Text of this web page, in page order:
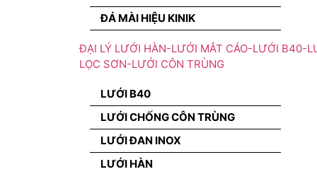
ĐÁ MÀI HIỆU KINIK
ĐẠI LÝ LƯỚI HÀN-LƯỚI MẮT CÁO-LƯỚI B40-
LỌC SƠN-LƯỚI CÔN TRÙNG
LƯỚI B40
LƯỚI CHỐNG CÔN TRÙNG
LƯỚI ĐAN INOX
LƯỚI HÀN